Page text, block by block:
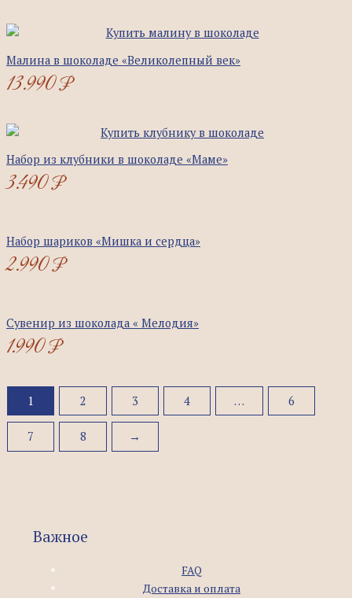
Малина в шоколаде «Великолепный век»
13.990₽
Набор из клубники в шоколаде «Маме»
3.490₽
Набор шариков «Мишка и сердца»
2.990₽
Сувенир из шоколада « Мелодия»
1.990₽
1 2 3 4 … 6
7 8 →
Важное
FAQ
Доставка и оплата